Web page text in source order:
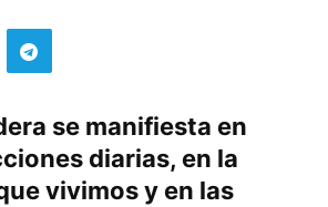
se manifiesta en
diarias, en la
vivimos y en las